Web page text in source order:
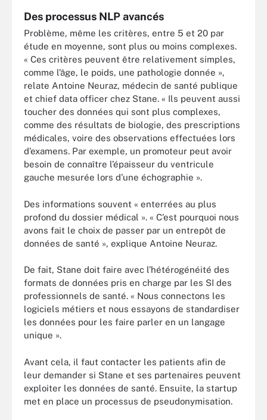
Des processus NLP avancés
Problème, même les critères, entre 5 et 20 par
étude en moyenne, sont plus ou moins complexes.
« Ces critères peuvent être relativement simples,
comme l’âge, le poids, une pathologie donnée »,
relate Antoine Neuraz, médecin de santé publique
et chief data officer chez Stane. « Ils peuvent aussi
toucher des données qui sont plus complexes,
comme des résultats de biologie, des prescriptions
médicales, voire des observations effectuées lors
d’examens. Par exemple, un promoteur peut avoir
besoin de connaître l’épaisseur du ventricule
gauche mesurée lors d’une échographie ».
Des informations souvent « enterrées au plus
profond du dossier médical ». « C’est pourquoi nous
avons fait le choix de passer par un entrepôt de
données de santé », explique Antoine Neuraz.
De fait, Stane doit faire avec l’hétérogénéité des
formats de données pris en charge par les SI des
professionnels de santé. « Nous connectons les
logiciels métiers et nous essayons de standardiser
les données pour les faire parler en un langage
unique ».
Avant cela, il faut contacter les patients afin de
leur demander si Stane et ses partenaires peuvent
exploiter les données de santé. Ensuite, la startup
met en place un processus de pseudonymisation.